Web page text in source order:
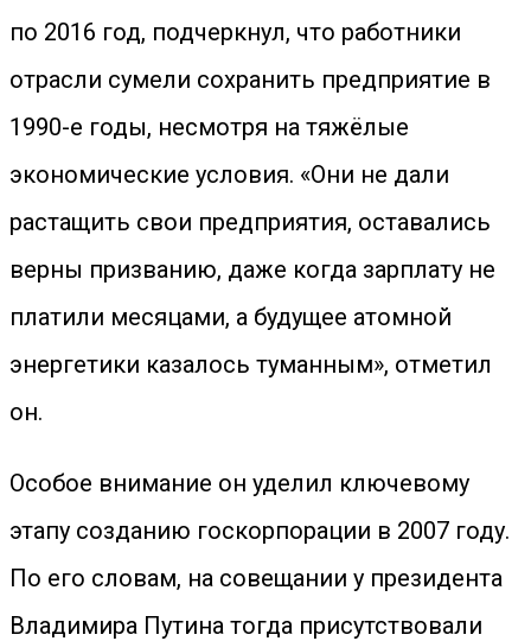
по 2016 год, подчеркнул, что работники
отрасли сумели сохранить предприятие в
1990-е годы, несмотря на тяжёлые
экономические условия. «Они не дали
растащить свои предприятия, оставались
верны призванию, даже когда зарплату не
платили месяцами, а будущее атомной
энергетики казалось туманным», отметил
он.
Особое внимание он уделил ключевому
этапу созданию госкорпорации в 2007 году.
По его словам, на совещании у президента
Владимира Путина тогда присутствовали